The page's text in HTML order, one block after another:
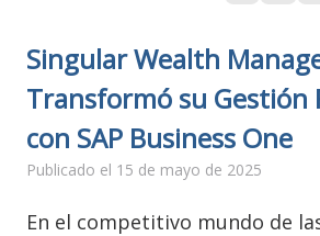
Singular Wealth
Transformó su Gestión
con SAP Business One
Publicado el 15 de mayo de 2025
En el competitivo mundo de